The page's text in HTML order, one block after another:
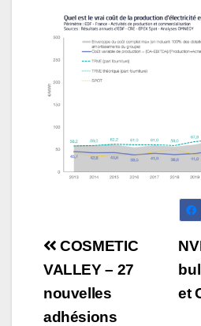
Navigation
de
l’article
et
COSMETIC
VALLEY – 27
nouvelles
adhésions